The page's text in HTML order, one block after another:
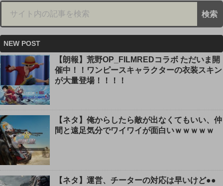
NEW POST
【朗報】荒野OP_FILMREDコラボ ただいま開
催中！！ワンピースキャラクターの衣装スキン
が大量登場！！！！
【ネタ】俺からしたら敵が出なくてもいい、仲
間と遠足気分でワイワイが面白いｗｗｗｗｗ
【ネタ】運営、チーターの対応は早いけど●●